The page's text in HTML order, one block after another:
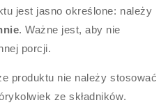
jest jasno określone: należy
. Ważne jest, aby nie
porcji.
produktu nie należy stosować
ze składników.